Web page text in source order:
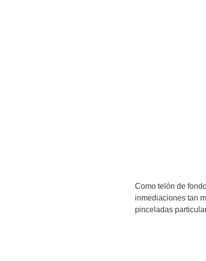
Como telón de
inmediaciones tan
pinceladas